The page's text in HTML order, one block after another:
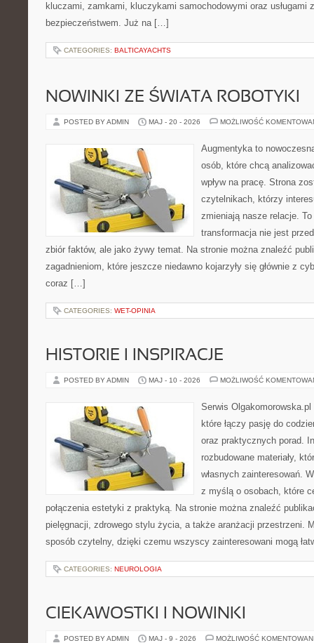
kluczami, zamkami, kluczykami samochodowymi oraz usługami
bezpieczeństwem. Już na […]
CATEGORIES: BALTICAYACHTS
NOWINKI ZE ŚWIATA ROBOTYKI
POSTED BY ADMIN MAJ - 20 - 2026 MOŻLIWOŚĆ
Augmentyka to
osób, które chcą
wpływ na pracę. Strona
czytelnikach, którzy
zmieniają nasze relacje.
transformacja nie jest
zbiór faktów, ale jako żywy temat. Na stronie można znaleźć
zagadnieniom, które jeszcze niedawno kojarzyły się głównie z
coraz […]
CATEGORIES: WET-OPINIA
HISTORIE I INSPIRACJE
POSTED BY ADMIN MAJ - 10 - 2026 MOŻLIWOŚĆ
Serwis
które łączy pasję do
oraz praktycznych porad.
rozbudowane materiały,
własnych zainteresowań.
z myślą o osobach, które
połączenia estetyki z praktyką. Na stronie można znaleźć
pielęgnacji, zdrowego stylu życia, a także aranżacji przestrzeni.
sposób czytelny, dzięki czemu wszyscy zainteresowani mogą
CATEGORIES: NEUROLOGIA
CIEKAWOSTKI I NOWINKI
POSTED BY ADMIN MAJ - 9 - 2026 MOŻLIWOŚĆ